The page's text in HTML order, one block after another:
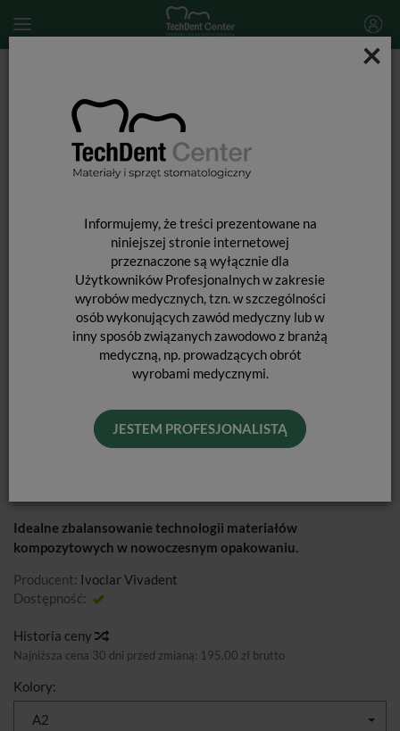
×
Informujemy, że treści prezentowane na
niniejszej stronie internetowej
przeznaczone są wyłącznie dla
Użytkowników Profesjonalnych w zakresie
wyrobów medycznych, tzn. w szczególności
osób wykonujących zawód medyczny lub w
inny sposób związanych zawodowo z branżą
medyczną, np. prowadzących obrót
wyrobami medycznymi.
JESTEM PROFESJONALISTĄ
MATERIAŁY WYPEŁNIENIOWE ŚWIATŁOUTWARDZALNE
Tetric EvoCeram / uzup. 3g
TETRIC EVOCERAM / UZUP. 3G
Idealne zbalansowanie technologii materiałów
kompozytowych w nowoczesnym opakowaniu.
Producent: Ivoclar Vivadent
Dostępność:
Historia ceny
Najniższa cena 30 dni przed zmianą: 195,00 zł brutto
Kolory:
A2